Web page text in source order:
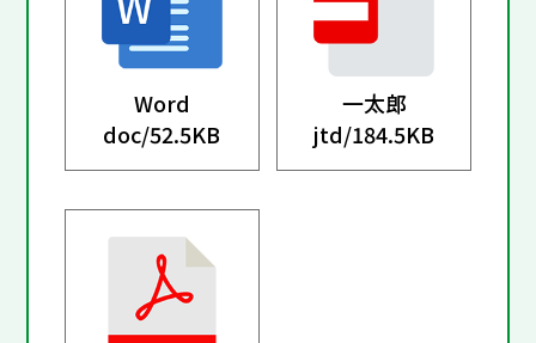
Word
doc/52.5KB
一太郎
jtd/184.5KB